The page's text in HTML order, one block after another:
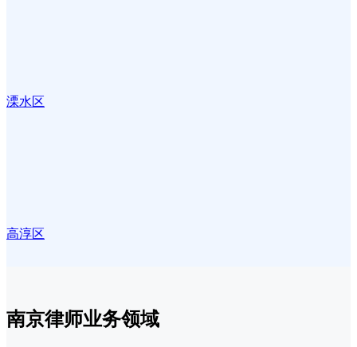
溧水区
高淳区
南京律师业务领域